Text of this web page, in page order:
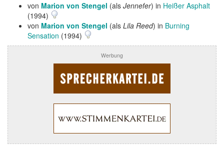
von Marion von Stengel (als Jennefer) in Heißer Asphalt
(1994)
von Marion von Stengel (als Lila Reed) in Burning
Sensation (1994)
Werbung